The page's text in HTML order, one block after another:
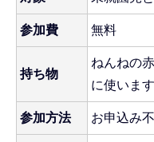
参加費 無料
持ち物
ねんねの
に使います
参加方法 お申込み